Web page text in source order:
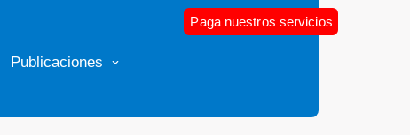
Publicaciones
Paga nuestros servicios